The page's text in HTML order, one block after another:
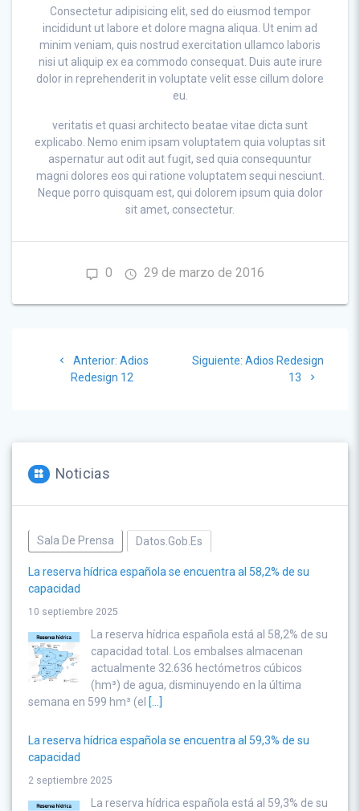
Consectetur adipisicing elit, sed do eiusmod tempor
incididunt ut labore et dolore magna aliqua. Ut enim ad
minim veniam, quis nostrud exercitation ullamco laboris
nisi ut aliquip ex ea commodo consequat. Duis aute irure
dolor in reprehenderit in voluptate velit esse cillum dolore
eu.
veritatis et quasi architecto beatae vitae dicta sunt
explicabo. Nemo enim ipsam voluptatem quia voluptas sit
aspernatur aut odit aut fugit, sed quia consequuntur
magni dolores eos qui ratione voluptatem sequi nesciunt.
Neque porro quisquam est, qui dolorem ipsum quia dolor
sit amet, consectetur.
0 29 de marzo de 2016
Anterior: Post
anterior:
Adios
Redesign 12
Siguiente: Siguiente
Adios Redesign
13
Noticias
Sala De Prensa Datos.gob.es
La reserva hídrica española se encuentra al 58,2% de su
capacidad
10 septiembre 2025
La reserva hídrica española está al 58,2% de su
capacidad total. Los embalses almacenan
actualmente 32.636 hectómetros cúbicos
(hm³) de agua, disminuyendo en la última
semana en 599 hm³ (el [...]
La reserva hídrica española se encuentra al 59,3% de su
capacidad
2 septiembre 2025
La reserva hídrica española está al 59,3% de su